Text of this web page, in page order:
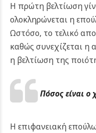
Η πρώτη βελτίωση
ολοκληρώνεται η
Ωστόσο, το τελικό
καθώς συνεχίζεται η
η βελτίωση της
Πόσος είναι ο
Η επιφανειακή